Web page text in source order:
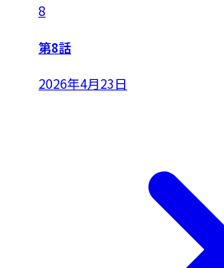
8
第8話
2026年4月23日